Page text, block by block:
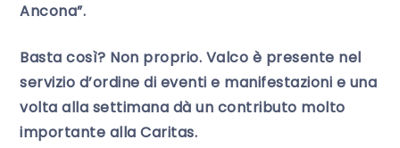
Ancona”.
Basta così? Non proprio. Valco è presente nel
servizio d’ordine di eventi e manifestazioni e una
volta alla settimana dà un contributo molto
importante alla Caritas.